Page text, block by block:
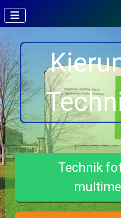
Technik